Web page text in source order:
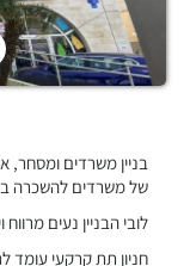
של משרדים להשכרה
לובי הבניין נעים
חניון תת קרקעי עומד